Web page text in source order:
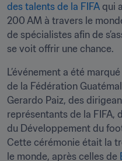
des talents de la FIFA qui
200 AM à travers le
de spécialistes afin de
se voit offrir une chance.
L’événement a été
de la Fédération
Gerardo Paiz, des
représentants de la
du Développement du
Cette cérémonie était la
le monde, après celles de